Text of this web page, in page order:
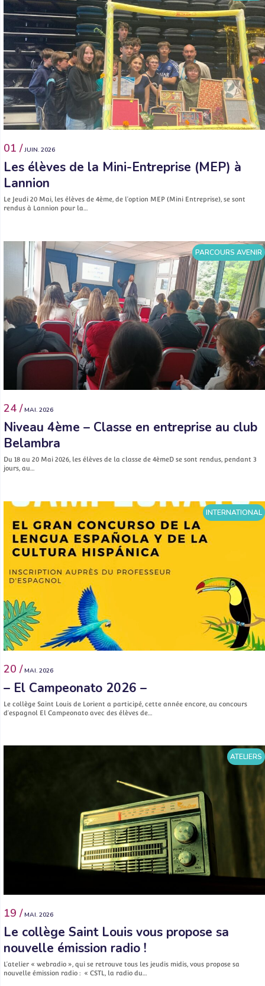
01 / JUIN. 2026
Les élèves de la Mini-Entreprise (MEP) à
Lannion
Le Jeudi 20 Mai, les élèves de 4ème, de l’option MEP (Mini Entreprise), se sont
rendus à Lannion pour la…
PARCOURS AVENIR
24 / MAI. 2026
Niveau 4ème – Classe en entreprise au club
Belambra
Du 18 au 20 Mai 2026, les élèves de la classe de 4èmeD se sont rendus, pendant 3
jours, au…
INTERNATIONAL
20 / MAI. 2026
– El Campeonato 2026 –
Le collège Saint Louis de Lorient a participé, cette année encore, au concours
d’espagnol El Campeonato avec des élèves de…
ATELIERS
19 / MAI. 2026
Le collège Saint Louis vous propose sa
nouvelle émission radio !
L’atelier « webradio », qui se retrouve tous les jeudis midis, vous propose sa
nouvelle émission radio : « CSTL, la radio du…